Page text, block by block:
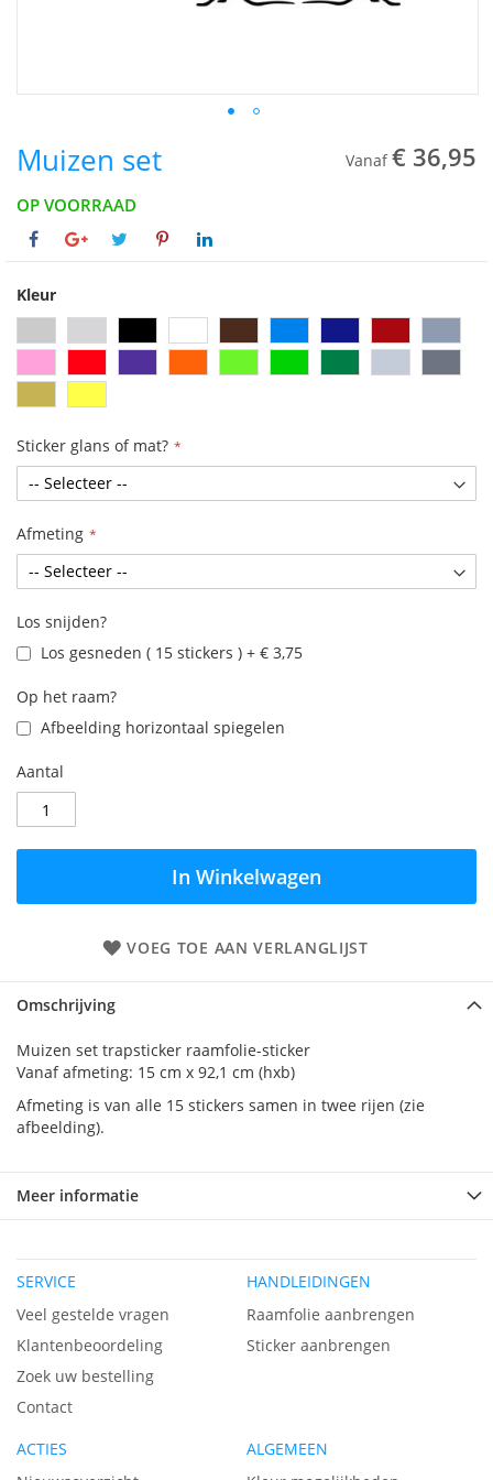
Muizen set Vanaf € 36,95
OP VOORRAAD
Kleur
Sticker glans of mat?
Afmeting
Los snijden?
Los gesneden ( 15 stickers ) + € 3,75
Op het raam?
Afbeelding horizontaal spiegelen
Aantal
In Winkelwagen
VOEG TOE AAN VERLANGLIJST
Omschrijving
Muizen set trapsticker raamfolie-sticker
Vanaf afmeting: 15 cm x 92,1 cm (hxb)
Afmeting is van alle 15 stickers samen in twee rijen (zie
afbeelding).
Meer informatie
SERVICE
Veel gestelde vragen
Klantenbeoordeling
Zoek uw bestelling
Contact
HANDLEIDINGEN
Raamfolie aanbrengen
Sticker aanbrengen
ACTIES
ALGEMEEN